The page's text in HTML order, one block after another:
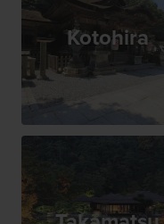
Kotohira